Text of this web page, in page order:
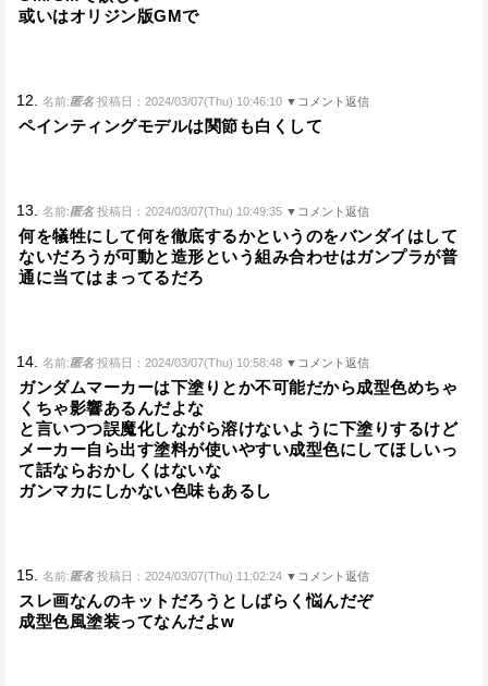
或いはオリジン版GMで
12. 名前:匿名 投稿日：2024/03/07(Thu) 10:46:10 ▼コメント返信
ペインティングモデルは関節も白くして
13. 名前:匿名 投稿日：2024/03/07(Thu) 10:49:35 ▼コメント返信
何を犠牲にして何を徹底するかというのをバンダイはして
ないだろうが可動と造形という組み合わせはガンプラが普
通に当てはまってるだろ
14. 名前:匿名 投稿日：2024/03/07(Thu) 10:58:48 ▼コメント返信
ガンダムマーカーは下塗りとか不可能だから成型色めちゃ
くちゃ影響あるんだよな
と言いつつ誤魔化しながら溶けないように下塗りするけど
メーカー自ら出す塗料が使いやすい成型色にしてほしいっ
て話ならおかしくはないな
ガンマカにしかない色味もあるし
15. 名前:匿名 投稿日：2024/03/07(Thu) 11:02:24 ▼コメント返信
スレ画なんのキットだろうとしばらく悩んだぞ
成型色風塗装ってなんだよw